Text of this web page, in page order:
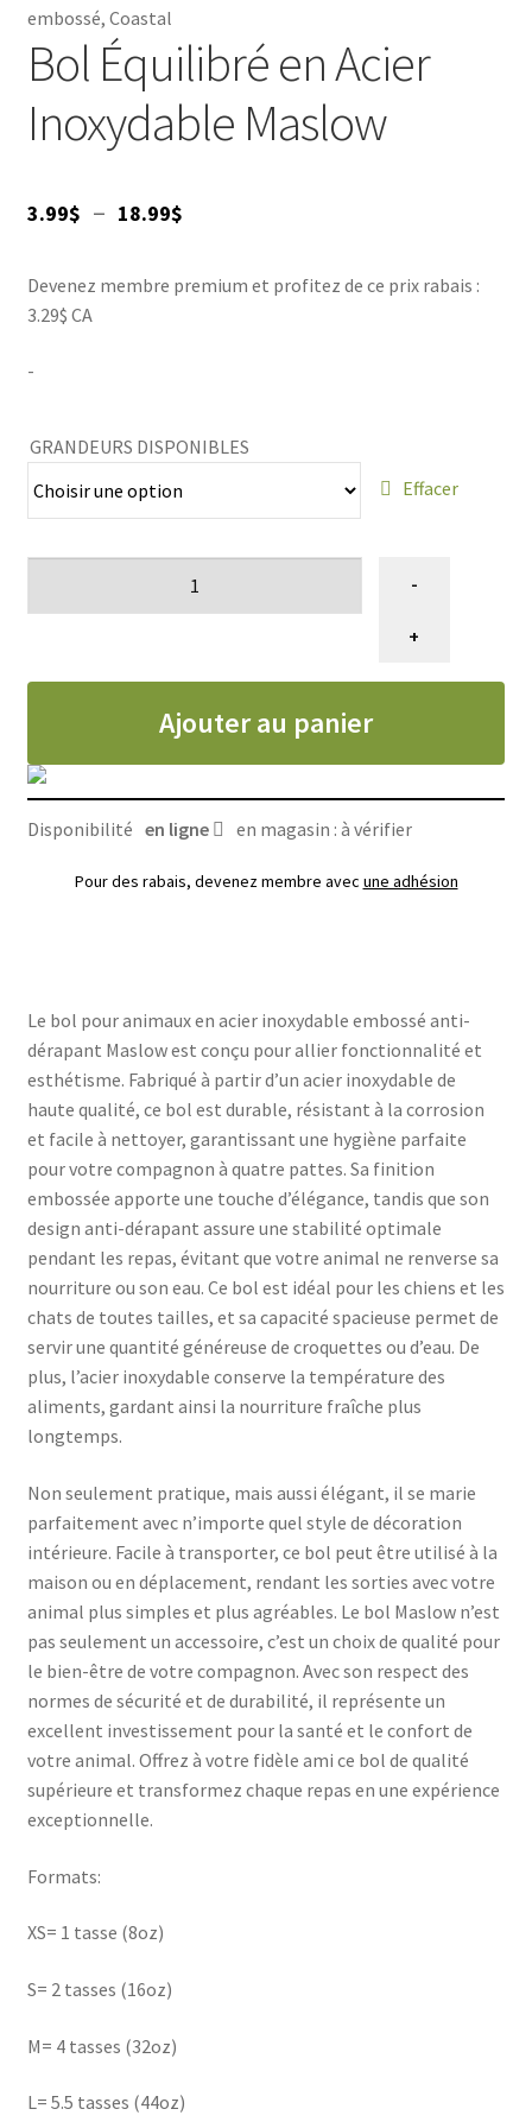
VENTES
embossé, Coastal
Bol Équilibré en Acier
Inoxydable Maslow
3.99$ – 18.99$Plage
prix :
Devenez membre premium et profitez de ce prix rabais :
3.29$ CA
-
GRANDEURS DISPONIBLES
Effacer
animaux
embossé
anti-
Maslow
-
+
Ajouter au panier
Disponibilité en ligne en magasin : à vérifier
Pour des rabais, devenez membre avec une adhésion
Le bol pour animaux en acier inoxydable embossé anti-
dérapant Maslow est conçu pour allier fonctionnalité et
esthétisme. Fabriqué à partir d’un acier inoxydable de
haute qualité, ce bol est durable, résistant à la corrosion
et facile à nettoyer, garantissant une hygiène parfaite
pour votre compagnon à quatre pattes. Sa finition
embossée apporte une touche d’élégance, tandis que son
design anti-dérapant assure une stabilité optimale
pendant les repas, évitant que votre animal ne renverse sa
nourriture ou son eau. Ce bol est idéal pour les chiens et les
chats de toutes tailles, et sa capacité spacieuse permet de
servir une quantité généreuse de croquettes ou d’eau. De
plus, l’acier inoxydable conserve la température des
aliments, gardant ainsi la nourriture fraîche plus
longtemps.
Non seulement pratique, mais aussi élégant, il se marie
parfaitement avec n’importe quel style de décoration
intérieure. Facile à transporter, ce bol peut être utilisé à la
maison ou en déplacement, rendant les sorties avec votre
animal plus simples et plus agréables. Le bol Maslow n’est
pas seulement un accessoire, c’est un choix de qualité pour
le bien-être de votre compagnon. Avec son respect des
normes de sécurité et de durabilité, il représente un
excellent investissement pour la santé et le confort de
votre animal. Offrez à votre fidèle ami ce bol de qualité
supérieure et transformez chaque repas en une expérience
exceptionnelle.
Formats:
XS= 1 tasse (8oz)
S= 2 tasses (16oz)
M= 4 tasses (32oz)
L= 5.5 tasses (44oz)